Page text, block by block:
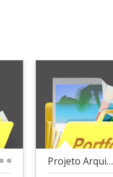
Projeto Arquitetônico